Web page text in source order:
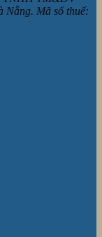
Nẵng. Mã số thuế: